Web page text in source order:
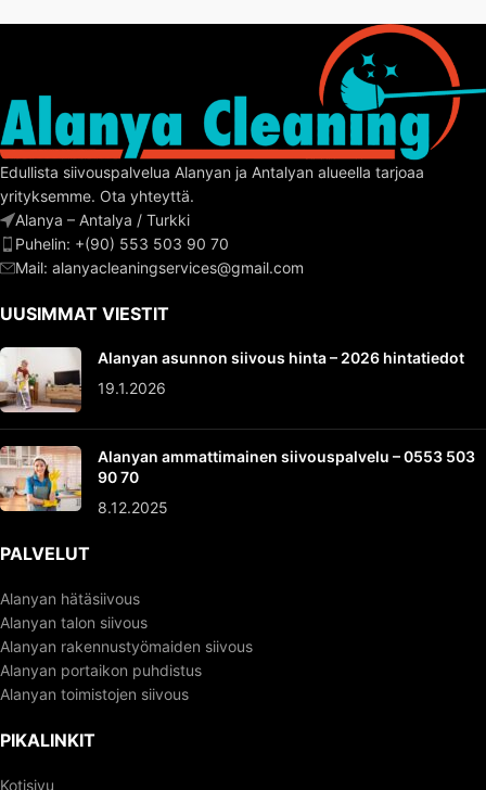
Edullista siivouspalvelua Alanyan ja Antalyan alueella tarjoaa
yrityksemme. Ota yhteyttä.
Alanya – Antalya / Turkki
Puhelin: +(90) 553 503 90 70
Mail: alanyacleaningservices@gmail.com
UUSIMMAT VIESTIT
Alanyan asunnon siivous hinta – 2026 hintatiedot
19.1.2026
Alanyan ammattimainen siivouspalvelu – 0553 503
90 70
8.12.2025
PALVELUT
Alanyan hätäsiivous
Alanyan talon siivous
Alanyan rakennustyömaiden siivous
Alanyan portaikon puhdistus
Alanyan toimistojen siivous
PIKALINKIT
Kotisivu